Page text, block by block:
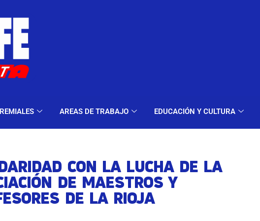
AREAS DE TRABAJO EDUCACIÓN Y CULTURA
Y MODALIDADES GREMIALES AREAS DE TRABAJO
CON LA LUCHA DE LA
DE MAESTROS Y
DE LA RIOJA